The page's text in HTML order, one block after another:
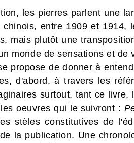
les pierres parlent une
chinois, entre 1909 et
mais plutôt une
monde de sensations et de
propose de donner à
d'abord, à travers les
surtout, tant ce
oeuvres qui le suivront :
stèles constitutives de
la publication. Une